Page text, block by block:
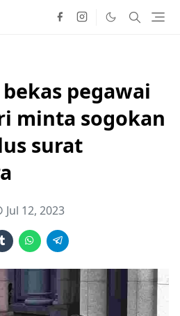
pegawai
minta sogokan
surat
Jul 12, 2023